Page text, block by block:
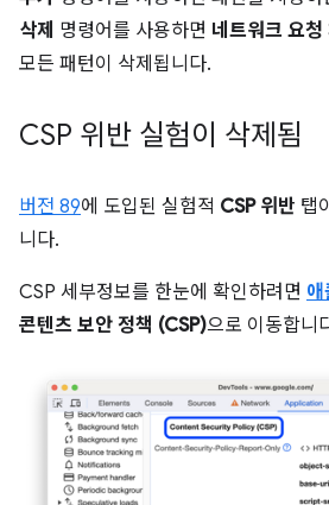
삭제 명령어를 사용하면 네트워크 요청
모든 패턴이 삭제됩니다.
CSP 위반 실험이 삭제됨
버전 89에 도입된 실험적 CSP 위반 탭
니다.
CSP 세부정보를 한눈에 확인하려면 애
콘텐츠 보안 정책 (CSP)으로 이동합니